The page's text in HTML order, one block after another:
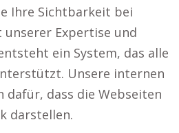
Ihre Sichtbarkeit bei
unserer Expertise und
ein System, das alle
Unsere internen
dafür, dass die Webseiten
darstellen.